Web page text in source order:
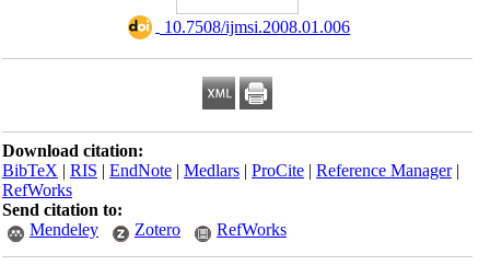
‎ 10.7508/ijmsi.2008.01.006
Download citation:
BibTeX|RIS|EndNote|Medlars|ProCite|Reference Manager
RefWorks
Send citation to:
Mendeley
Zotero RefWorks